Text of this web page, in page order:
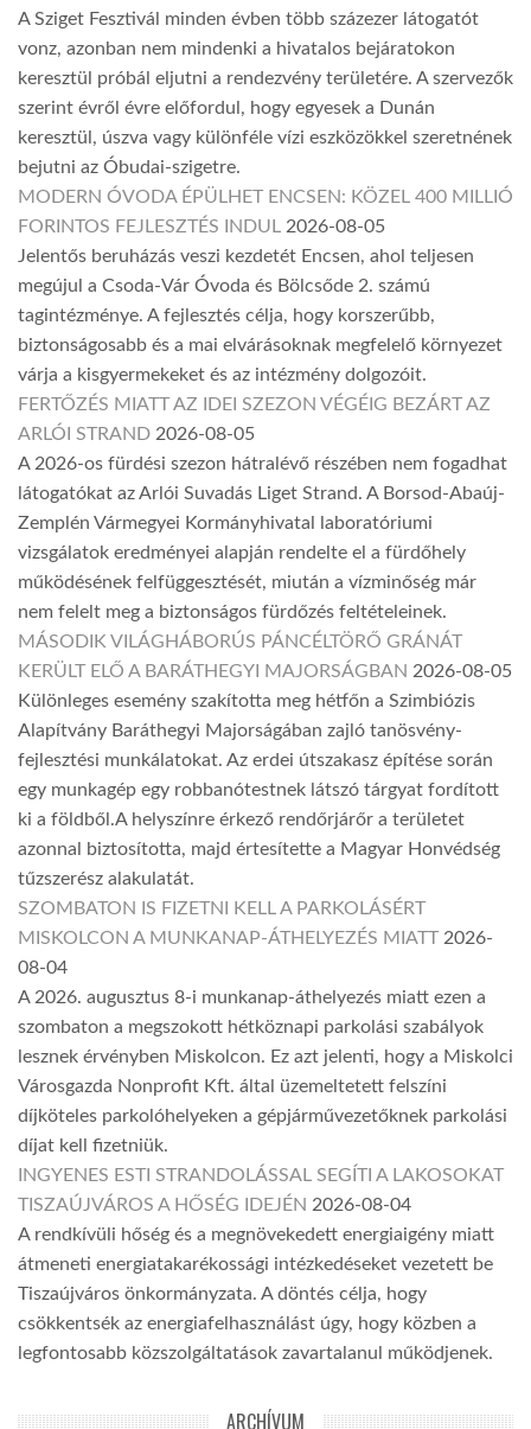
A Sziget Fesztivál minden évben több százezer látogatót
vonz, azonban nem mindenki a hivatalos bejáratokon
keresztül próbál eljutni a rendezvény területére. A szervezők
szerint évről évre előfordul, hogy egyesek a Dunán
keresztül, úszva vagy különféle vízi eszközökkel szeretnének
bejutni az Óbudai-szigetre.
MODERN ÓVODA ÉPÜLHET ENCSEN: KÖZEL 400 MILLIÓ
FORINTOS FEJLESZTÉS INDUL 2026-08-05
Jelentős beruházás veszi kezdetét Encsen, ahol teljesen
megújul a Csoda-Vár Óvoda és Bölcsőde 2. számú
tagintézménye. A fejlesztés célja, hogy korszerűbb,
biztonságosabb és a mai elvárásoknak megfelelő környezet
várja a kisgyermekeket és az intézmény dolgozóit.
FERTŐZÉS MIATT AZ IDEI SZEZON VÉGÉIG BEZÁRT AZ
ARLÓI STRAND 2026-08-05
A 2026-os fürdési szezon hátralévő részében nem fogadhat
látogatókat az Arlói Suvadás Liget Strand. A Borsod-Abaúj-
Zemplén Vármegyei Kormányhivatal laboratóriumi
vizsgálatok eredményei alapján rendelte el a fürdőhely
működésének felfüggesztését, miután a vízminőség már
nem felelt meg a biztonságos fürdőzés feltételeinek.
MÁSODIK VILÁGHÁBORÚS PÁNCÉLTÖRŐ GRÁNÁT
KERÜLT ELŐ A BARÁTHEGYI MAJORSÁGBAN 2026-08-05
Különleges esemény szakította meg hétfőn a Szimbiózis
Alapítvány Baráthegyi Majorságában zajló tanösvény-
fejlesztési munkálatokat. Az erdei útszakasz építése során
egy munkagép egy robbanótestnek látszó tárgyat fordított
ki a földből.A helyszínre érkező rendőrjárőr a területet
azonnal biztosította, majd értesítette a Magyar Honvédség
tűzszerész alakulatát.
SZOMBATON IS FIZETNI KELL A PARKOLÁSÉRT
MISKOLCON A MUNKANAP-ÁTHELYEZÉS MIATT 2026-
08-04
A 2026. augusztus 8-i munkanap-áthelyezés miatt ezen a
szombaton a megszokott hétköznapi parkolási szabályok
lesznek érvényben Miskolcon. Ez azt jelenti, hogy a Miskolci
Városgazda Nonprofit Kft. által üzemeltetett felszíni
díjköteles parkolóhelyeken a gépjárművezetőknek parkolási
díjat kell fizetniük.
INGYENES ESTI STRANDOLÁSSAL SEGÍTI A LAKOSOKAT
TISZAÚJVÁROS A HŐSÉG IDEJÉN 2026-08-04
A rendkívüli hőség és a megnövekedett energiaigény miatt
átmeneti energiatakarékossági intézkedéseket vezetett be
Tiszaújváros önkormányzata. A döntés célja, hogy
csökkentsék az energiafelhasználást úgy, hogy közben a
legfontosabb közszolgáltatások zavartalanul működjenek.
ARCHÍVUM